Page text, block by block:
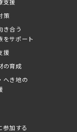
策
き合う
をサポート
援
の育成
へき地の
参加する